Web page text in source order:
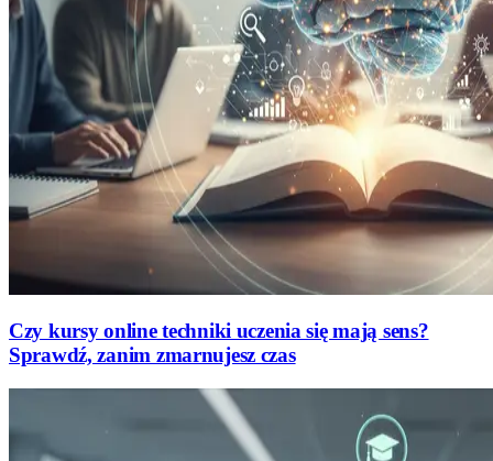
Czy kursy online techniki uczenia się mają sens?
Sprawdź, zanim zmarnujesz czas